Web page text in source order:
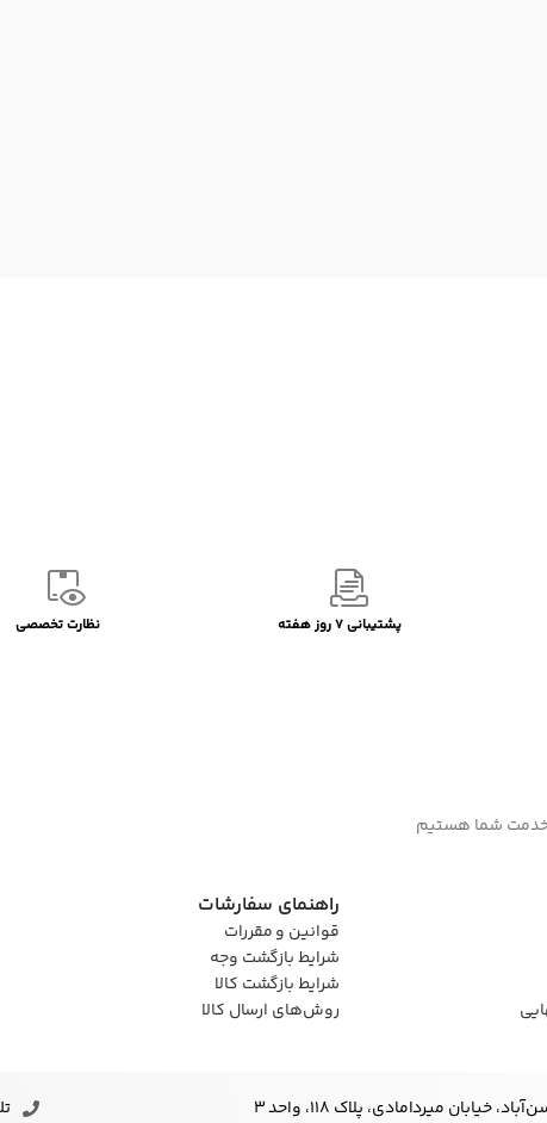
پشتیبانی 7 روز هفته نظارت تخصصی
راهنمای سفارشات
قوانین و مقررات
شرایط بازگشت وجه
شرایط بازگشت کالا
روش‌های ارسال کالا
خیابان میردامادی، پلاک ۱۱۸، واحد 3